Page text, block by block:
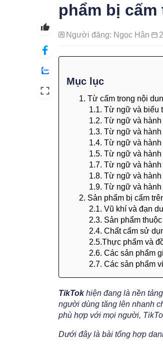
phẩm bị cấm
Người đăng: Ngọc Hân
Mục lục
1. Từ cấm trong nội
1.1. Từ ngữ và biểu
1.2. Từ ngữ và
1.3. Từ ngữ và
1.4. Từ ngữ và
1.5. Từ ngữ và
1.7. Từ ngữ và
1.8. Từ ngữ và
1.9. Từ ngữ và
2. Sản phẩm bị cấm
2.1. Vũ khí và đạn
2.3. Sản phẩm
2.4. Chất cấm sử
2.5.Thực phẩm và
2.6. Các sản phẩm
2.7. Các sản phẩm
TikTokhiện đang là nền
người dùng tăng lên nhanh
phù hợp với mọi người,
Dưới đây là bài tổng hợp